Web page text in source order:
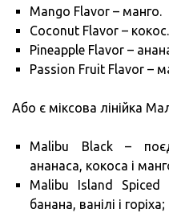
Mango Flavor – манго.
Coconut Flavor – кокос.
Pineapple Flavor –
Passion Fruit Flavor –
Або є міксова лінійка
Malibu Black –
ананаса, кокоса і
Malibu Island Spiced
банана, ванілі і горіха;